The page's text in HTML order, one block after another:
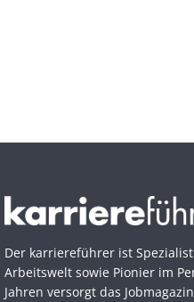
Der karriereführer ist
Arbeitswelt sowie Pionier im
Jahren versorgt das